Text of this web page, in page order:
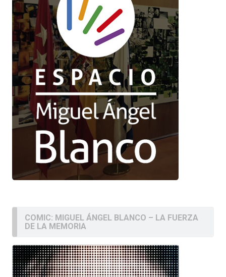
COMIC: MIGUEL ÁNGEL BLANCO – LA FUERZA
DE LA MEMORIA